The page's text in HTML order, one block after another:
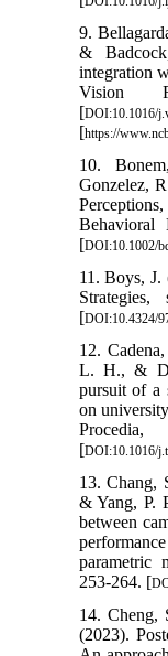
9.
&
integration
Vision
[DOI:10.1016/
[https://
10.
Gonzelez,
Behavioral
[DOI:10.1002/
11. Boys, J.
Strategies,
[DOI:10.4324/
12.
L. H., &
pursuit of a
on
[DOI:10.1016/
13. Chang,
& Yang, P.
between
parametric
253-264. [
14. Cheng,
(2023).